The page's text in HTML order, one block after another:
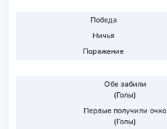
Победа
Ничья
Поражение
Обе забили
(Голы)
Первые получили очко
(Голы)